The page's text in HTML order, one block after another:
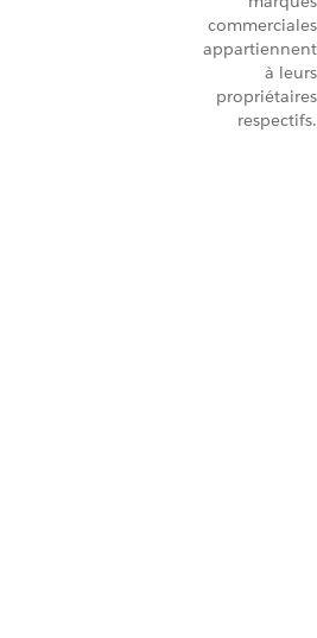
commerciales
appartiennent
à leurs
propriétaires
respectifs.